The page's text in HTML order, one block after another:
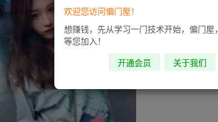
欢迎您访问偏门屋！
想赚钱，先从学习一门技术开始，偏门屋，
等您加入！
开通会员
关于我们